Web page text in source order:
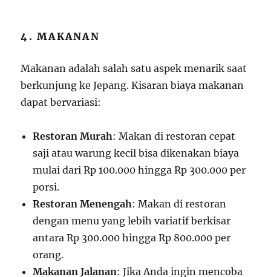
4. MAKANAN
Makanan adalah salah satu aspek menarik saat
berkunjung ke Jepang. Kisaran biaya makanan
dapat bervariasi:
Restoran Murah: Makan di restoran cepat
saji atau warung kecil bisa dikenakan biaya
mulai dari Rp 100.000 hingga Rp 300.000 per
porsi.
Restoran Menengah: Makan di restoran
dengan menu yang lebih variatif berkisar
antara Rp 300.000 hingga Rp 800.000 per
orang.
Makanan Jalanan: Jika Anda ingin mencoba